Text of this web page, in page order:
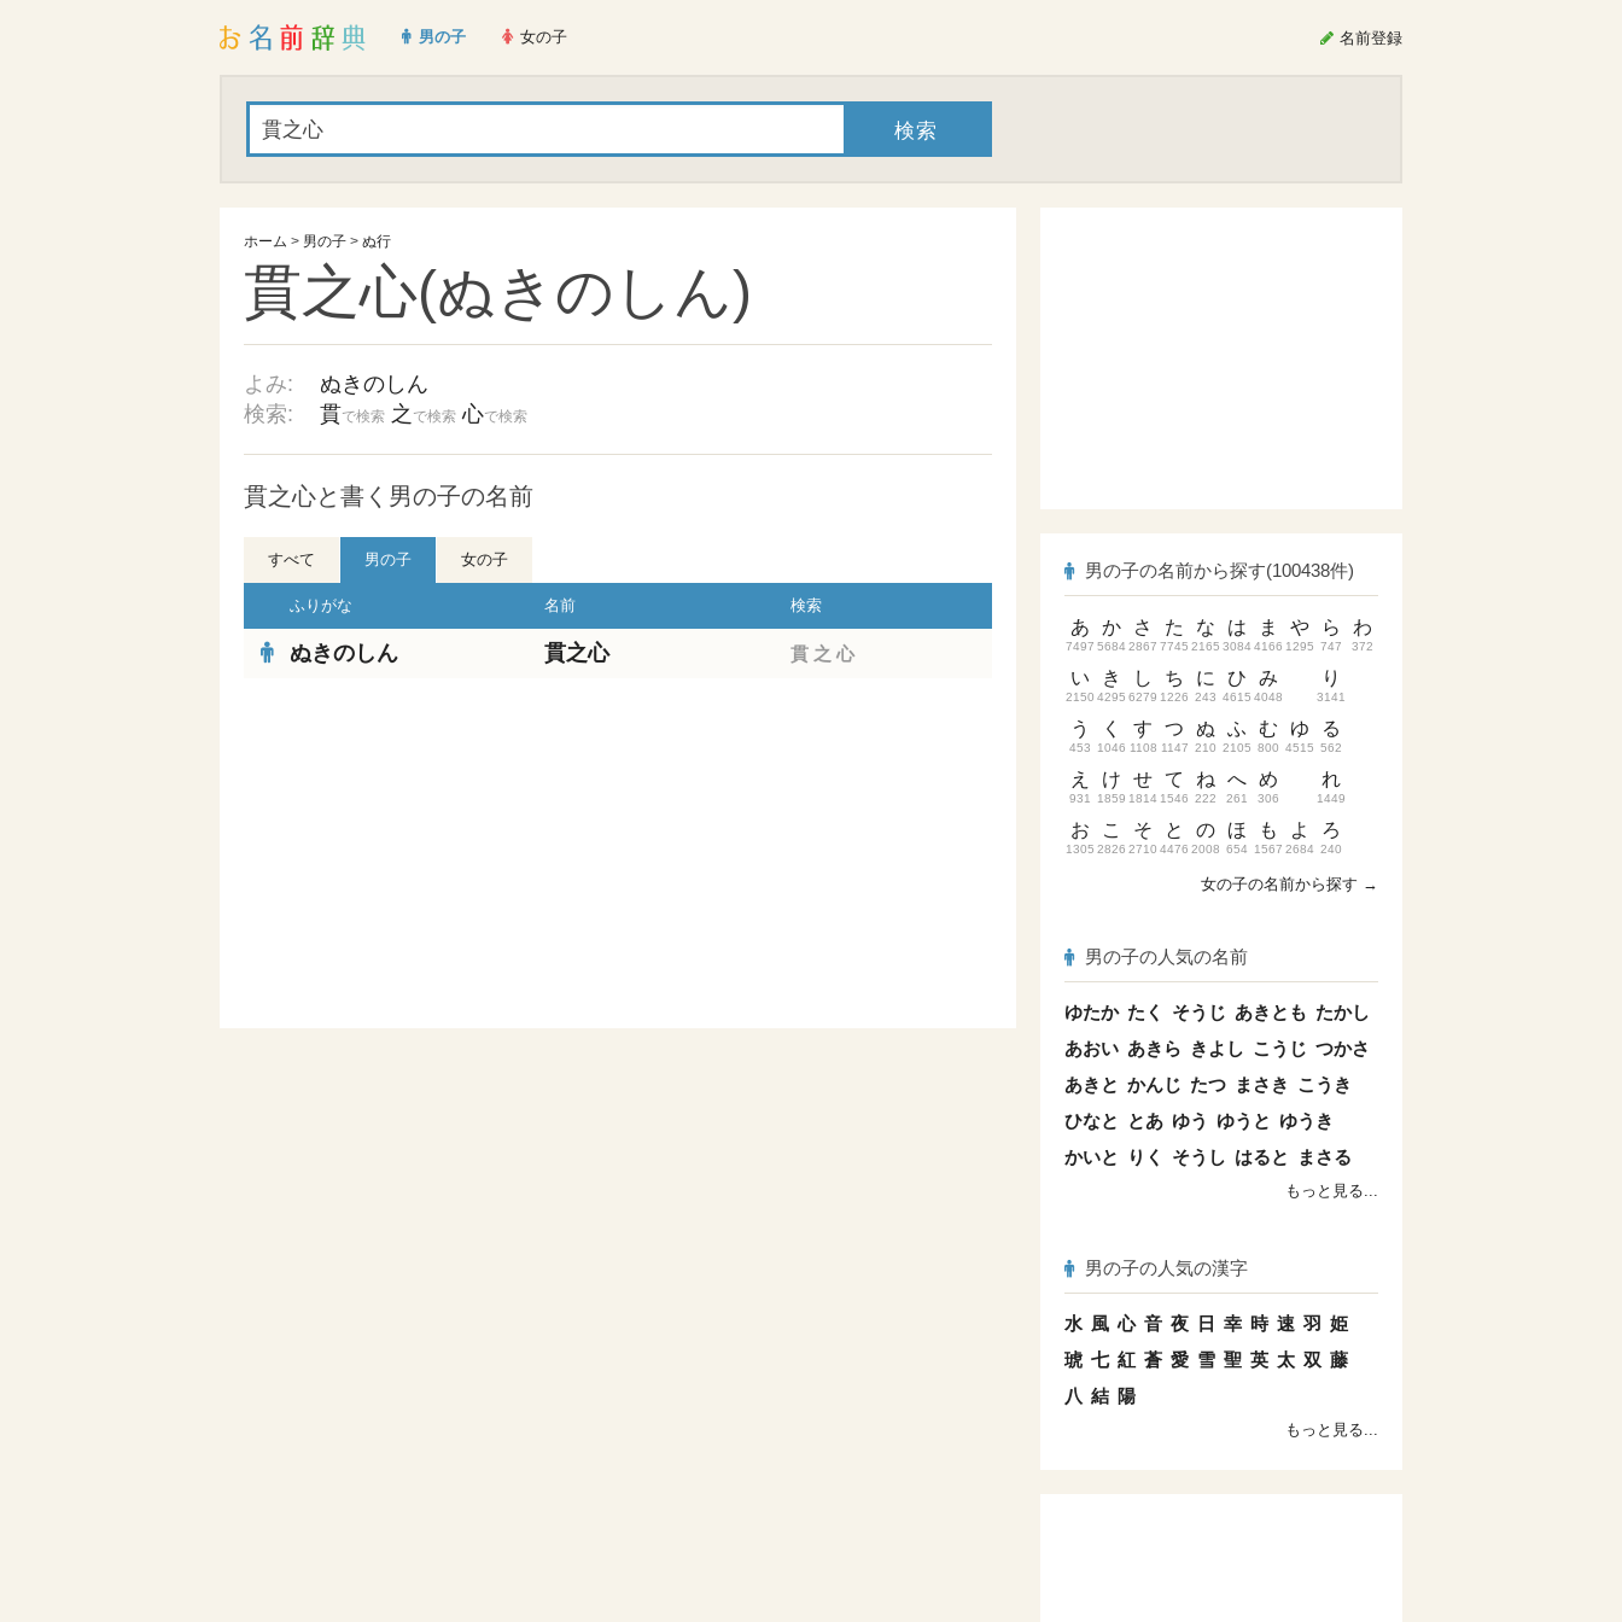
男の子 女の子 名前登録
ホーム > 男の子 > ぬ行
貫之心(ぬきのしん)
よみ:
ぬきのしん
検索:
貫で検索 之 で検索 心で検索
貫之心と書く男の子の名前
すべて 男の子 女の子
ふりがな 名前 検索
ぬきのしん 貫之心 貫 之 心
男の子の名前から探す(100438件)
あ
7497
い
2150
う
453
え
931
お
1305
か
5684
き
4295
く
1046
け
1859
こ
2826
さ
2867
し
6279
す
1108
せ
1814
そ
2710
た
7745
ち
1226
つ
1147
て
1546
と
4476
な
2165
に
243
ぬ
210
ね
222
の
2008
は
3084
ひ
4615
ふ
2105
へ
261
ほ
654
ま
4166
み
4048
む
800
め
306
も
1567
や
1295
ゆ
4515
よ
2684
ら
747
り
3141
る
562
れ
1449
ろ
240
わ
372
女の子の名前から探す →
男の子の人気の名前
ゆたか たく そうじ あきとも たかし
あおい あきら きよし こうじ つかさ
あきと かんじ たつ まさき こうき
ひなと
とあ ゆう ゆうと ゆうき
かいと
りく そうし はると まさる
もっと見る...
男の子の人気の漢字
水 風 心 音 夜 日 幸 時 速 羽 姫
琥 七 紅 蒼 愛 雪 聖 英 太 双 藤
八 結 陽
もっと見る...